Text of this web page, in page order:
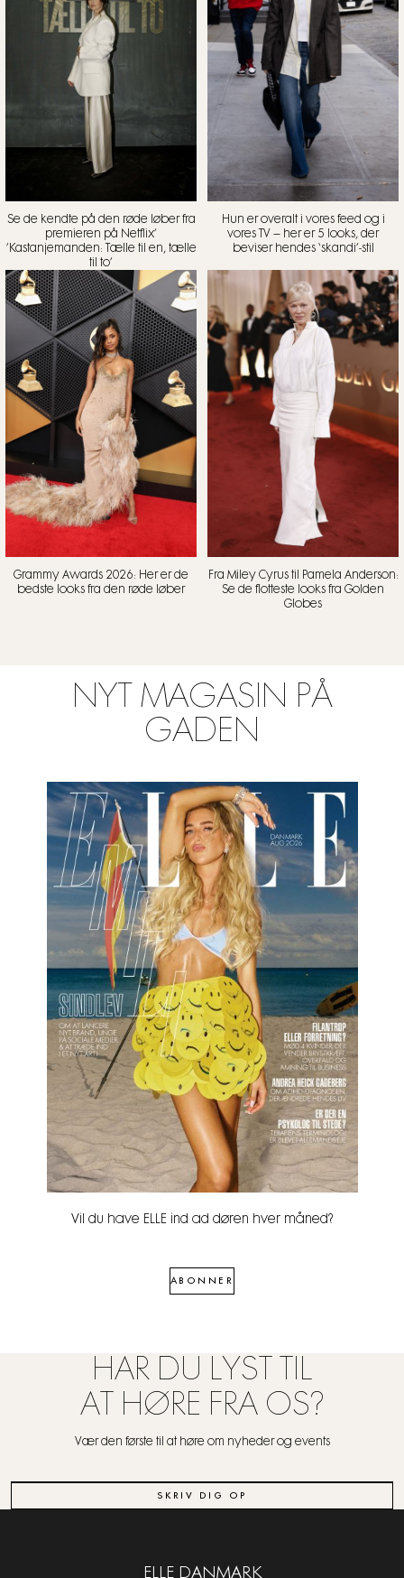
Se de kendte på den røde løber fra
premieren på Netflix’
’Kastanjemanden: Tælle til en, tælle
til to’
Hun er overalt i vores feed og i
vores TV – her er 5 looks, der
beviser hendes ‘skandi’-stil
Grammy Awards 2026: Her er de
bedste looks fra den røde løber
Fra Miley Cyrus til Pamela Anderson:
Se de flotteste looks fra Golden
Globes
NYT MAGASIN PÅ
GADEN
Vil du have ELLE ind ad døren hver måned?
ABONNER
HAR DU LYST TIL
AT HØRE FRA OS?
Vær den første til at høre om nyheder og events
SKRIV DIG OP
ELLE DANMARK